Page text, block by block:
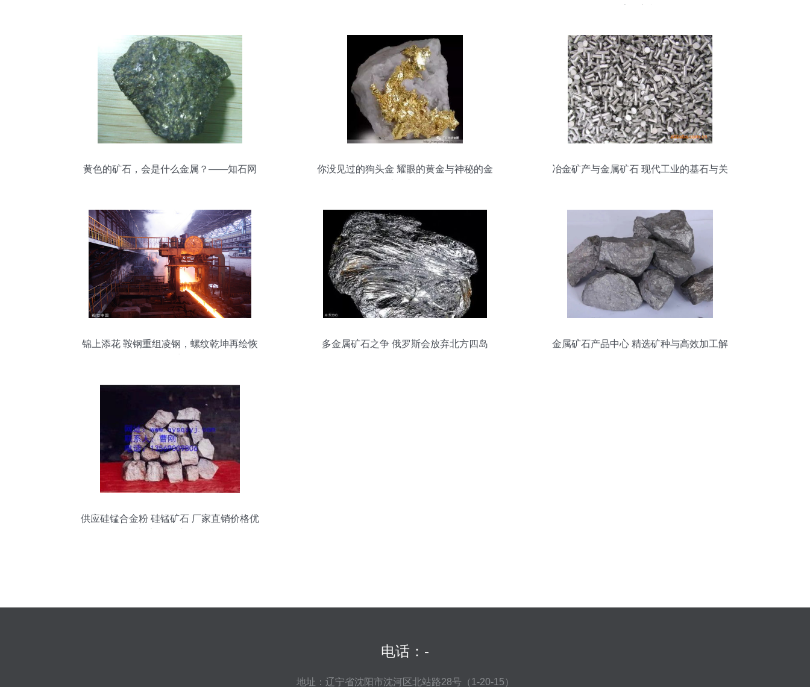
黄色的矿石，会是什么金属？——知石网
你没见过的狗头金 耀眼的黄金与神秘的金
冶金矿产与金属矿石 现代工业的基石与关
锦上添花 鞍钢重组凌钢，螺纹乾坤再绘恢
多金属矿石之争 俄罗斯会放弃北方四岛
金属矿石产品中心 精选矿种与高效加工解
供应硅锰合金粉 硅锰矿石 厂家直销价格优
电话：-
地址：辽宁省沈阳市沈河区北站路28号（1-20-15）